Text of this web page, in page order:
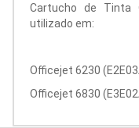
Cartucho de Tinta
utilizado em:
Officejet 6230
Officejet 6830